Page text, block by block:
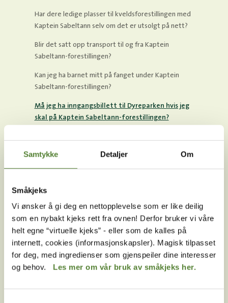
Samtykke Detaljer Om
Småkjeks
Vi ønsker å gi deg en nettopplevelse som er like deilig
som en nybakt kjeks rett fra ovnen! Derfor bruker vi våre
helt egne “virtuelle kjeks” - eller som de kalles på
internett, cookies (informasjonskapsler). Magisk tilpasset
for deg, med ingredienser som gjenspeiler dine interesser
og behov. Les mer om vår bruk av småkjeks her.
Har dere ledige plasser til kveldsforestillingen med
Kaptein Sabeltann selv om det er utsolgt på nett?
Blir det satt opp transport til og fra Kaptein
Sabeltann-forestillingen?
Kan jeg ha barnet mitt på fanget under Kaptein
Sabeltann-forestillingen?
Må jeg ha inngangsbillett til Dyreparken hvis jeg
skal på Kaptein Sabeltann-forestillingen?
Kan man ha med barnevogn inn i amfiet på Kaptein
Sabeltann-forestillingen?
Er det rullestolplasser på Kaptein Sabeltann-
Er det tegnspråktolkning på Kaptein Sabeltann-
forestillingen?
Kan Kaptein Sabeltann-forestillingen bli avlyst ved
dårlig vær?
forestillingen fra Abra Havn?